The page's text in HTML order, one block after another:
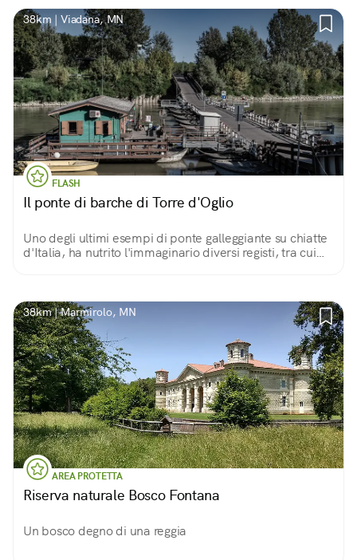
38km | Viadana, MN
FLASH
Il ponte di barche di Torre d'Oglio
Uno degli ultimi esempi di ponte galleggiante su chiatte
d'Italia, ha nutrito l'immaginario diversi registi, tra cui
38km | Marmirolo, MN
AREA PROTETTA
Riserva naturale Bosco Fontana
Un bosco degno di una reggia